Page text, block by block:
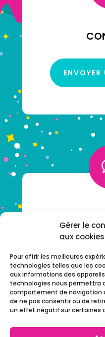
Gérer le
aux cookies
Pour offrir les meilleures
technologies telles que les
aux informations des
technologies nous permettra
comportement de navigation
de ne pas consentir ou de
un effet négatif sur certaines